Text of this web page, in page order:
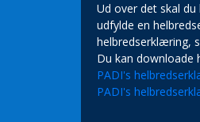
Ud over det skal
udfylde en
helbredserklæring,
Du kan downloade
PADI's
PADI's